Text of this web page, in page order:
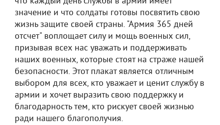
значение и что солдаты готовы посвятить свою
жизнь защите своей страны. "Армия 365 дней
отсчет" воплощает силу и мощь военных сил,
призывая всех нас уважать и поддерживать
наших военных, которые стоят на страже нашей
безопасности. Этот плакат является отличным
выбором для всех, кто уважает и ценит службу в
армии и хочет выразить свою поддержку и
благодарность тем, кто рискует своей жизнью
ради нашего благополучия.